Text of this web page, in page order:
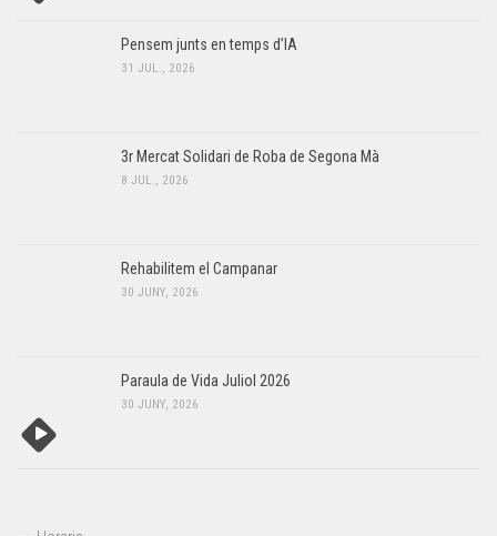
Pensem junts en temps d’IA
31 JUL., 2026
3r Mercat Solidari de Roba de Segona Mà
8 JUL., 2026
Rehabilitem el Campanar
30 JUNY, 2026
Paraula de Vida Juliol 2026
30 JUNY, 2026